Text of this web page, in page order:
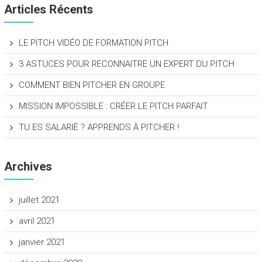
Articles Récents
LE PITCH VIDÉO DE FORMATION PITCH
3 ASTUCES POUR RECONNAITRE UN EXPERT DU PITCH
COMMENT BIEN PITCHER EN GROUPE
MISSION IMPOSSIBLE : CRÉER LE PITCH PARFAIT
TU ES SALARIÉ ? APPRENDS À PITCHER !
Archives
juillet 2021
avril 2021
janvier 2021